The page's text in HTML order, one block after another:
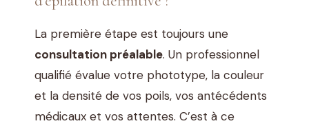
La première étape est toujours une
consultation préalable. Un professionnel
qualifié évalue votre phototype, la couleur
et la densité de vos poils, vos antécédents
médicaux et vos attentes. C’est à ce